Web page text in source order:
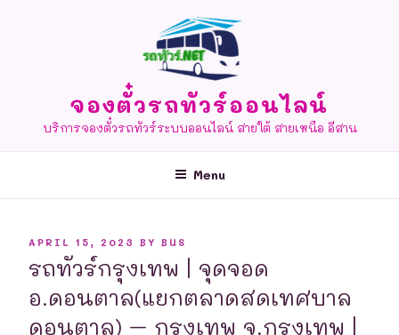
จองตั๋วรถทัวร์ออนไลน์
บริการจองตั๋วรถทัวร์ระบบออนไลน์ สายใต้ สายเหนือ อีสาน
Menu
POSTED
APRIL 15, 2023 BY BUS
รถทัวร์กรุงเทพ | จุดจอด
อ.ดอนตาล(แยกตลาดสดเทศบาล
ดอนตาล) – กรุงเทพ จ.กรุงเทพ |